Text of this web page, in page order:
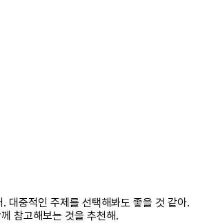
대중적인 주제를 선택해봐도 좋을 것 같아.
참고해보는 것을 추천해.